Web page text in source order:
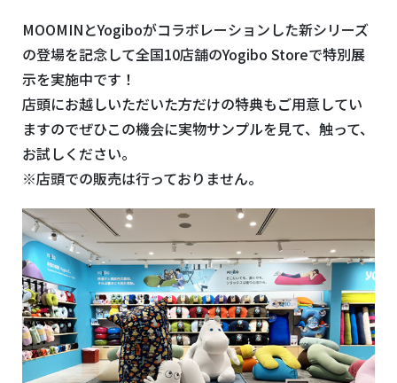
MOOMINとYogiboがコラボレーションした新シリーズ
の登場を記念して全国10店舗のYogibo Storeで特別展
示を実施中です！
店頭にお越しいただいた方だけの特典もご用意してい
ますのでぜひこの機会に実物サンプルを見て、触って、
お試しください。
※店頭での販売は行っておりません。